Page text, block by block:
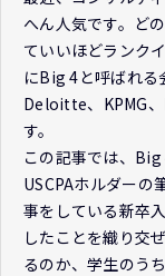
へん人気です。ど
ていいほどランク
にBig 4と呼ばれる
Deloitte、KPMG、
す。
この記事では、
USCPAホルダーの
事をしている新卒
したことを織り交
るのか、学生のう